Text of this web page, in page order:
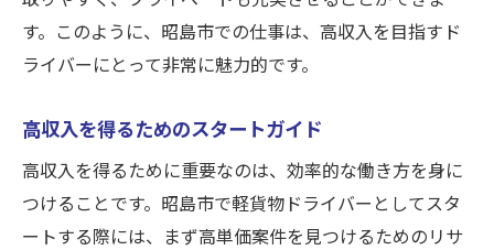
無駄を省くルート設計の重要性
昭島市内での効率的な配達ルートの作り方
時間と燃料を節約するルート選定
地理的知識を活かしたルート計画
ルート選定で収入最大化を図る方法
業務委託契約を活かした柔軟な働き方で高収入
す。このように、昭島市での仕事は、高収入を目指すド
ライバーにとって非常に魅力的です。
高収入を得るためのスタートガイド
高収入を得るために重要なのは、効率的な働き方を身に
つけることです。昭島市で軽貨物ドライバーとしてスタ
ートする際には、まず高単価案件を見つけるためのリサ